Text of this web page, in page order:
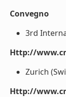
Convegno
3rd
Http://
Zurich
Http://